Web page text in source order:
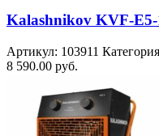
Kalashnikov KVF-E5-
Артикул: 103911
8 590.00 руб.